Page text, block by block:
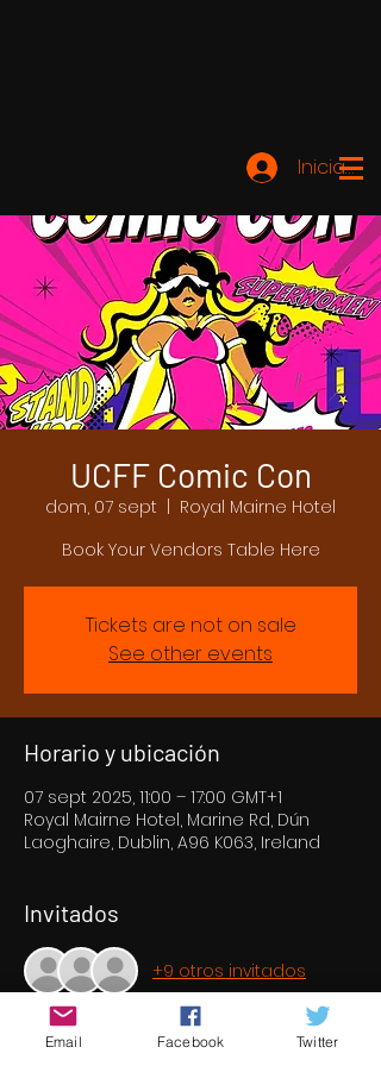
Iniciar
UCFF Comic Con
dom, 07 sept
Royal Mairne Hotel
Book Your Vendors Table Here
Tickets are not on sale
See other events
Horario y ubicación
07 sept 2025, 11:00 – 17:00 GMT+1
Royal Mairne Hotel, Marine Rd, Dún
Laoghaire, Dublin, A96 K063, Ireland
Invitados
+9 otros invitados
Acerca del evento
Email Facebook Twitter